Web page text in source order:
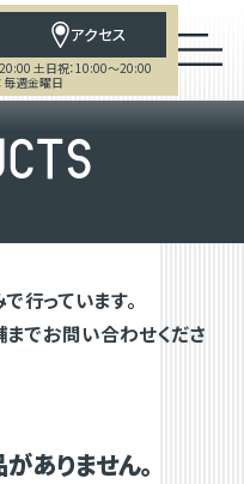
アクセス
土日祝：10:00～20:00
毎週金曜日
CTS
行っています。
でお問い合わせくださ
ありません。